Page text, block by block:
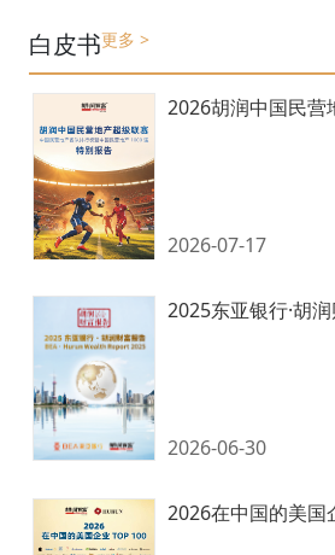
白皮书更多 >